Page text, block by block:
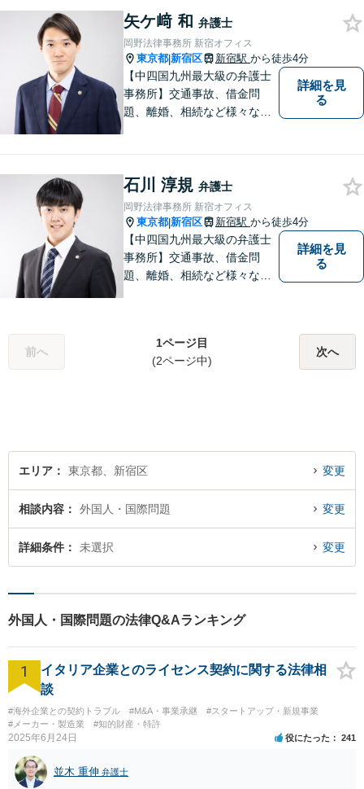
い！
矢ケ﨑 和 弁護士
岡野法律事務所 新宿オフィス
東京都|新宿区 新宿駅 から徒歩4分
【中四国九州最大級の弁護士
事務所】交通事故、借金問
題、離婚、相続など様々な問
い！
詳細を見
る
石川 淳規 弁護士
岡野法律事務所 新宿オフィス
東京都|新宿区 新宿駅 から徒歩4分
【中四国九州最大級の弁護士
事務所】交通事故、借金問
題、離婚、相続など様々な問
詳細を見
る
前へ
1ページ目
(2ページ中)
次へ
エリア 東京都、新宿区 変更
相談内容 外国人・国際問題 変更
詳細条件 未選択 変更
外国人・国際問題の法律Q&Aランキング
1
イタリア企業とのライセンス契約に関する法律相
談
#海外企業との契約トラブル #M&A・事業承継
#スタートアップ・新規事業
#メーカー・製造業
#知的財産・特許
2025年6月24日 役にたった 241
並木 重伸 弁護士